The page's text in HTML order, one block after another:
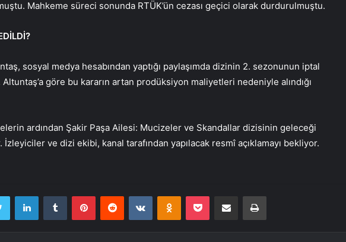
Mahkeme süreci sonunda RTÜK’ün cezası geçici olarak durdurulmuştu.
sosyal medya hesabından yaptığı paylaşımda dizinin 2. sezonunun iptal
göre bu kararın artan prodüksiyon maliyetleri nedeniyle alındığı
ardından Şakir Paşa Ailesi: Mucizeler ve Skandallar dizisinin geleceği
ve dizi ekibi, kanal tarafından yapılacak resmî açıklamayı bekliyor.
Twitter LinkedInTumblr PinterestReddit VKontakteOdnoklassniki
Pocket E-Posta ile paylaş Yazdır